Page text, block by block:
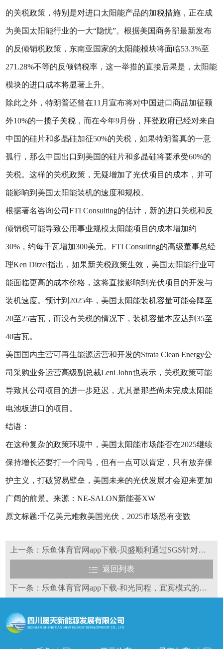
的关税政策，特别是对进口太阳能产品的加税措施，正在成
为美国太阳能行业的一大“隐忧”。根据美国商务部最新发布
的反倾销税政策，东南亚国家的太阳能模块将面临53.3%至
271.28%不等的反倾销税率，这一举措的直接后果是，太阳能
模块的进口成本将显著上升。
除此之外，特朗普还曾在11月宣布将对中国进口商品加征额
外10%的一揽子关税，而在今年9月份，拜登政府已经对来自
中国的硅片和多晶硅加征50%的关税，如果特朗普真的一意
孤行，那么中国出口到美国的硅片和多晶硅将要承受60%的
关税。这样的关税政策，无疑增加了光伏项目的成本，并可
能影响到美国太阳能装机的速度和规模。
根据著名咨询公司FTI Consulting的估计，新的进口关税和反
倾销税可能导致公用事业规模太阳能项目的成本增加约
30%，约每千瓦增加300美元。FTI Consulting的高级董事总经
理Ken Ditzel指出，如果新关税政策生效，美国太阳能行业可
能面临更高的成本价格，这将直接影响到光伏项目的开发与
装机速度。预计到2025年，美国太阳能装机容量可能会降至
20至25吉瓦，而没有关税的情况下，装机容量本应达到35至
40吉瓦。
美国国内主营可再生能源运营和开发的Strata Clean Energy公
司采购业务运营高级副总裁Leni John也表示，关税政策可能
导致其公司项目的进一步延迟，尤其是那些尚未完成太阳能
电池板进口的项目。
结语：
在这种复杂的政策环境中，美国太阳能市场能否在2025继续
保持增长还要打一个问号，但有一点可以肯定，只有放弃保
护主义，打破贸易壁垒，美国未来的光伏发展才会迎来更加
广阔的前景。来源：NE-SALON新能荟XW
原文标题:千亿美元难救美国光伏，2025市场恐有变数
上一条：乐鱼体育官网app下载-贝盛顺利通过SGS针对供应链可追溯体系完备性和社会责任审核核查
返回列表
下一条：乐鱼体育官网app下载-和光同程，宜宾模式的一个缩影